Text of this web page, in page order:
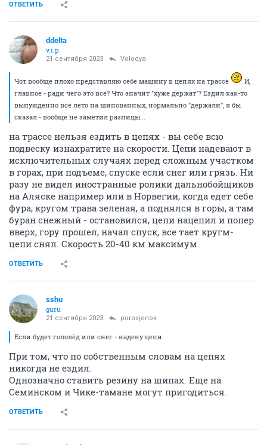
ОТВЕТИТЬ
ddelta
v.i.p.
21 сентября 2023 Volodya
Чот вообще плохо представляю себе машину в цепях на трассе
И,
главное - ради чего это всё? Что значит "хуже держат"? Ездил как-то
вынужденно всё лето на шипованных, нормально "держали", я бы
сказал - вообще не заметил разницы...
на трассе нельзя ездить в цепях - вы себе всю
подвеску изнахратите на скорости. Цепи надевают в
исключительных случаях перед сложным участком
в горах, при подъеме, спуске если снег или грязь. Ни
разу не видел иностранные ролики дальнобойщиков
на Аляске например или в Норвегии, когда едет себе
фура, кругом трава зеленая, а поднялся в горы, а там
буран снежный - остановился, цепи нацепил и попер
вверх, гору прошел, начал спуск, все тает кругм-
цепи снял. Скорость 20-40 км максимум.
ОТВЕТИТЬ
sshu
guru
21 сентября 2023 porosjenok
Если будет гололёд или снег - надену цепи.
При том, что по собственным словам на цепях
никогда не ездил.
Однозначно ставить резину на шипах. Еще на
Семинском и Чике-тамане могут пригодиться.
ОТВЕТИТЬ